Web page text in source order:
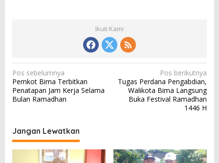
Ikuti Kami
N
a
v
g
a
s
Pos sebelumnya
Pemkot Bima Terbitkan
Penatapan Jam Kerja Selama
Bulan Ramadhan
Pos berikutnya
Tugas Perdana Pengabdian,
Walikota Bima Langsung
Buka Festival Ramadhan
1446 H
Jangan Lewatkan